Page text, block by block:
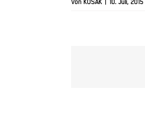
Von KOSAK 10. Juli, 2015